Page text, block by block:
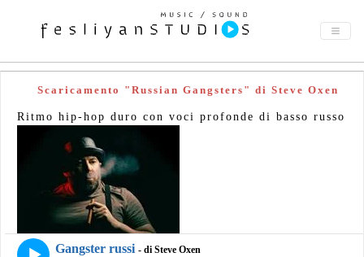
Scaricamento "Russian Gangsters" di Steve Oxen
Ritmo hip-hop duro con voci profonde di basso russo
Gangster russi - di Steve Oxen